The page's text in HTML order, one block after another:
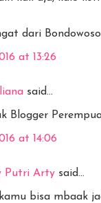
dari
at 13:26
said...
Blogger
at 14:06
Putri Arty said...
bisa mbaak